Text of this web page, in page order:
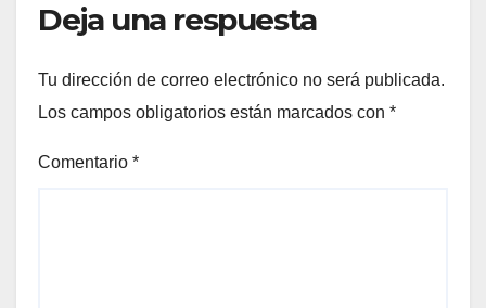
Deja una respuesta
Tu dirección de correo electrónico no será publicada.
Los campos obligatorios están marcados con *
Comentario *